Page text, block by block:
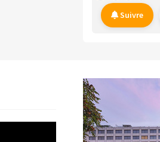
Suivre